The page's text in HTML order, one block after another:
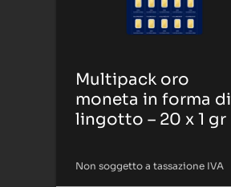
Multipack oro
moneta in forma di
lingotto – 20 x 1 gr
Non soggetto a tassazione IVA